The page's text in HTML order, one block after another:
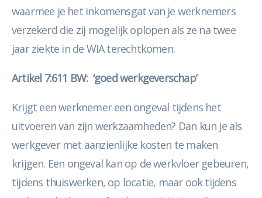
waarmee je het inkomensgat van je werknemers
verzekerd die zij mogelijk oplopen als ze na twee
jaar ziekte in de WIA terechtkomen.
Artikel 7:611 BW: ‘goed werkgeverschap’
Krijgt een werknemer een ongeval tijdens het
uitvoeren van zijn werkzaamheden? Dan kun je als
werkgever met aanzienlijke kosten te maken
krijgen. Een ongeval kan op de werkvloer gebeuren,
tijdens thuiswerken, op locatie, maar ook tijdens